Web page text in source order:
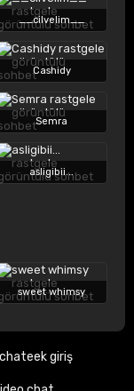
__cilvelim__
Cashidy
Semra
asligibii...
sweet whimsy
chateek giriş